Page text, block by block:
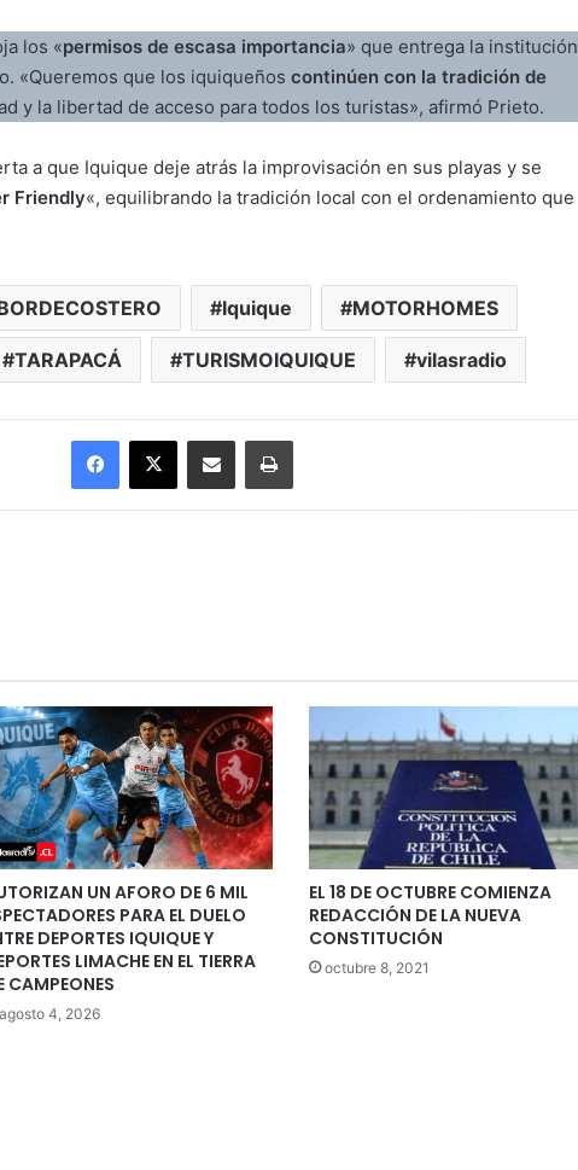
los «permisos de escasa importancia» que entrega la institución
«Queremos que los iquiqueños continúen con la tradición de
y la libertad de acceso para todos los turistas», afirmó Prieto.
a que Iquique deje atrás la improvisación en sus playas y se
Friendly«, equilibrando la tradición local con el ordenamiento que
Iquique MOTORHOMES
TARAPACÁ TURISMOIQUIQUE vilasradio
Facebook
X Enviar vía email Imprimir
UN AFORO DE 6 MIL
PARA EL DUELO
DEPORTES IQUIQUE Y
LIMACHE EN EL TIERRA
CAMPEONES
agosto 4, 2026
EL 18 DE OCTUBRE COMIENZA
REDACCIÓN DE LA NUEVA
CONSTITUCIÓN
octubre 8, 2021